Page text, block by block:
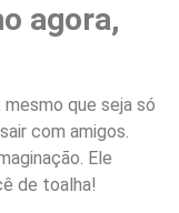
agora,
que seja só
com amigos.
Ele
de toalha!